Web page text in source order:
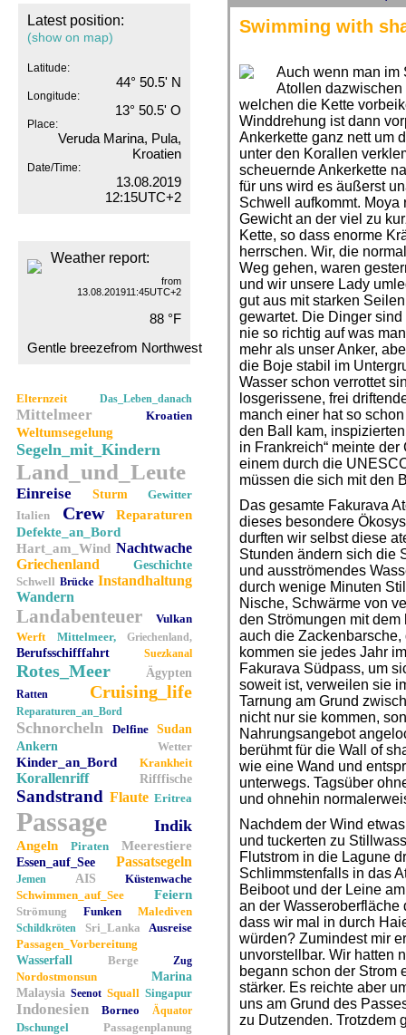
Latest position:
(show on map)
Latitude:
44° 50.5' N
Longitude:
13° 50.5' O
Place:
Veruda Marina, Pula,
Kroatien
Date/Time:
13.08.2019
12:15UTC+2
Weather report:
from
13.08.201911:45UTC+2
88 °F
Gentle breezefrom Northwest
Elternzeit Das_Leben_danach
Mittelmeer Kroatien
Weltumsegelung
Segeln_mit_Kindern
Land_und_Leute
Einreise Sturm
Gewitter
Italien
Crew
Reparaturen
Defekte_an_Bord
Hart_am_Wind Nachtwache
Griechenland
Geschichte
Schwell Brücke Instandhaltung
Wandern
Landabenteuer
Vulkan
Werft
Mittelmeer, Griechenland,
Berufsschifffahrt Suezkanal
Rotes_Meer Ägypten
Ratten Cruising_life
Reparaturen_an_Bord
Schnorcheln Delfine
Sudan
Ankern
Wetter
Kinder_an_Bord Krankheit
Korallenriff Rifffische
Sandstrand Flaute Eritrea
Passage Indik
Angeln Piraten Meerestiere
Essen_auf_See Passatsegeln
Jemen AIS
Küstenwache
Schwimmen_auf_See
Feiern
Strömung Funken Malediven
Schildkröten Sri_Lanka
Ausreise
Passagen_Vorbereitung
Wasserfall
Berge Zug
Nordostmonsun
Marina
Malaysia Seenot Squall Singapur
Indonesien Borneo Äquator
Dschungel Passagenplanung
Swimming with
Auch wenn man im
Atollen
welchen die Kette
Winddrehung ist dann
Ankerkette ganz nett um
unter den Korallen
scheuernde Ankerkette
für uns wird es äußerst
Schwell aufkommt.
Gewicht an der viel zu
Kette, so dass enorme
herrschen. Wir, die
Weg gehen, waren
und wir unsere Lady
gut aus mit starken
gewartet. Die Dinger
nie so richtig auf was
mehr als unser Anker,
die Boje stabil im
Wasser schon verrottet
losgerissene, frei
manch einer hat so
den Ball kam,
in Frankreich“ meinte
einem durch die
müssen die sich mit den
Das gesamte Fakurava
dieses besondere
durften wir selbst diese
Stunden ändern sich die
und ausströmendes
durch wenige Minuten
Nische, Schwärme von
den Strömungen mit
auch die
kommen sie jedes Jahr
Fakurava Südpass, um
soweit ist, verweilen sie
Tarnung am Grund
nicht nur sie kommen,
Nahrungsangebot
berühmt für die Wall of
wie eine Wand und
unterwegs. Tagsüber
und ohnehin
Nachdem der Wind
und tuckerten zu
Flutstrom in die Lagune
Schlimmstenfalls in das
Beiboot und der Leine
an der Wasseroberfläche
dass wir mal in durch
würden? Zumindest mir
unvorstellbar. Wir hatten
begann schon der Strom
stärker. Es reichte aber
uns am Grund des
zu Dutzenden. Trotzdem